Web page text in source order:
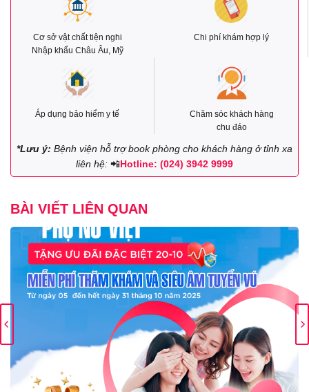
Cơ sở vật chất tiện nghi
Nhập khẩu Châu Âu, Mỹ
Chi phí khám hợp lý
Áp dụng bảo hiểm y tế
Chăm sóc khách hàng
chu đáo
*Lưu ý: Bệnh viện hỗ trợ book phòng cho khách hàng ở tỉnh xa
liên hệ: 📲Hotline: (024) 3942 9999
BÀI VIẾT LIÊN QUAN